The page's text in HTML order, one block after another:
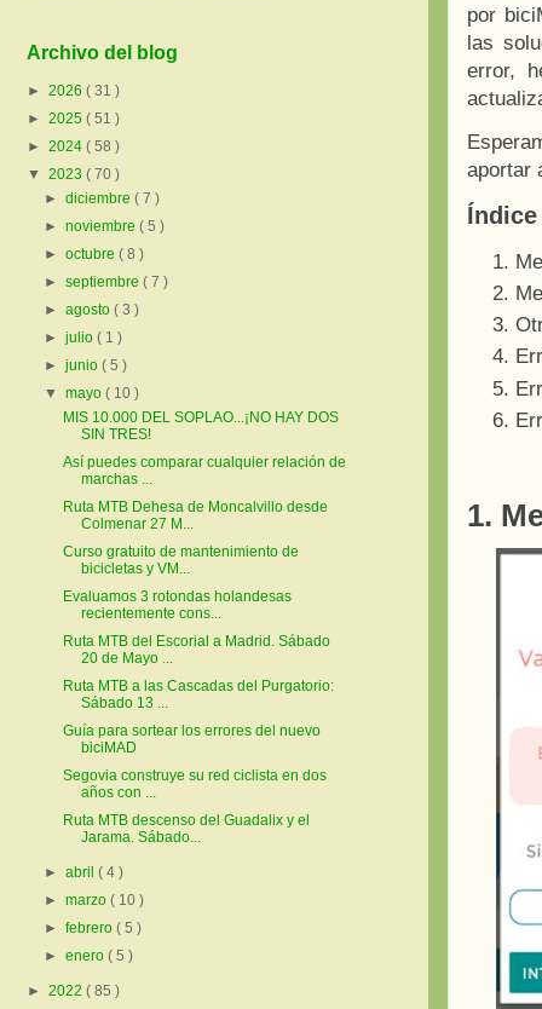
por
las
error,
aportar
Índice
1.
Archivo del blog
► 2026 ( 31 )
► 2025 ( 51 )
► 2024 ( 58 )
▼ 2023 ( 70 )
►diciembre( 7 )
►noviembre( 5 )
►octubre( 8 )
►septiembre( 7 )
►agosto( 3 )
►julio( 1 )
►junio( 5 )
▼mayo( 10 )
MIS 10.000 DEL SOPLAO...¡NO HAY DOS
SIN TRES!
Así puedes comparar cualquier relación de
marchas ...
Ruta MTB Dehesa de Moncalvillo desde
Colmenar 27 M...
Curso gratuito de mantenimiento de
bicicletas y VM...
Evaluamos 3 rotondas holandesas
recientemente cons...
Ruta MTB del Escorial a Madrid. Sábado
20 de Mayo ...
Ruta MTB a las Cascadas del Purgatorio:
Sábado 13 ...
Guía para sortear los errores del nuevo
biciMAD
Segovia construye su red ciclista en dos
años con ...
Ruta MTB descenso del Guadalix y el
Jarama. Sábado...
►abril( 4 )
►marzo( 10 )
►febrero( 5 )
►enero( 5 )
► 2022 ( 85 )